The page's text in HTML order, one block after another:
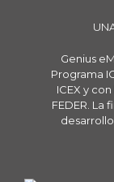
Genius
Programa
ICEX y
FEDER. La